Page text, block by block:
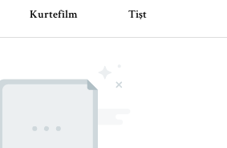
Kurtefîlm Tişt